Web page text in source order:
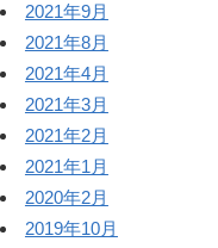
2021年9月
2021年8月
2021年4月
2021年3月
2021年2月
2021年1月
2020年2月
2019年10月